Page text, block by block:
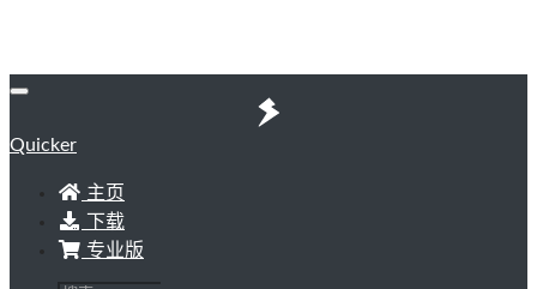
Quicker
主页
下载
专业版